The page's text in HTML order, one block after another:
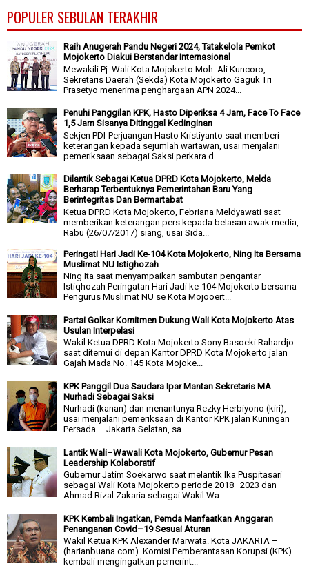
POPULER SEBULAN TERAKHIR
Raih Anugerah Pandu Negeri 2024, Tatakelola Pemkot
Mojokerto Diakui Berstandar Internasional
Mewakili Pj. Wali Kota Mojokerto Moh. Ali Kuncoro,
Sekretaris Daerah (Sekda) Kota Mojokerto Gaguk Tri
Prasetyo menerima penghargaan APN 2024...
Penuhi Panggilan KPK, Hasto Diperiksa 4 Jam, Face To Face
1,5 Jam Sisanya Ditinggal Kedinginan
Sekjen PDI-Perjuangan Hasto Kristiyanto saat memberi
keterangan kepada sejumlah wartawan, usai menjalani
pemeriksaan sebagai Saksi perkara d...
Dilantik Sebagai Ketua DPRD Kota Mojokerto, Melda
Berharap Terbentuknya Pemerintahan Baru Yang
Berintegritas Dan Bermartabat
Ketua DPRD Kota Mojokerto, Febriana Meldyawati saat
memberikan keterangan pers kepada belasan awak media,
Rabu (26/07/2017) siang, usai Sida...
Peringati Hari Jadi Ke-104 Kota Mojokerto, Ning Ita Bersama
Muslimat NU Istighozah
Ning Ita saat menyampaikan sambutan pengantar
Istiqhozah Peringatan Hari Jadi ke-104 Mojokerto bersama
Pengurus Muslimat NU se Kota Mojooert...
Partai Golkar Komitmen Dukung Wali Kota Mojokerto Atas
Usulan Interpelasi
Wakil Ketua DPRD Kota Mojokerto Sony Basoeki Rahardjo
saat ditemui di depan Kantor DPRD Kota Mojokerto jalan
Gajah Mada No. 145 Kota Mojoke...
KPK Panggil Dua Saudara Ipar Mantan Sekretaris MA
Nurhadi Sebagai Saksi
Nurhadi (kanan) dan menantunya Rezky Herbiyono (kiri),
usai menjalani pemeriksaan di Kantor KPK jalan Kuningan
Persada – Jakarta Selatan, sa...
Lantik Wali–Wawali Kota Mojokerto, Gubernur Pesan
Leadership Kolaboratif
Gubernur Jatim Soekarwo saat melantik Ika Puspitasari
sebagai Wali Kota Mojokerto periode 2018–2023 dan
Ahmad Rizal Zakaria sebagai Wakil Wa...
KPK Kembali Ingatkan, Pemda Manfaatkan Anggaran
Penanganan Covid–19 Sesuai Aturan
Wakil Ketua KPK Alexander Marwata. Kota JAKARTA –
(harianbuana.com). Komisi Pemberantasan Korupsi (KPK)
kembali mengingatkan pemerint...